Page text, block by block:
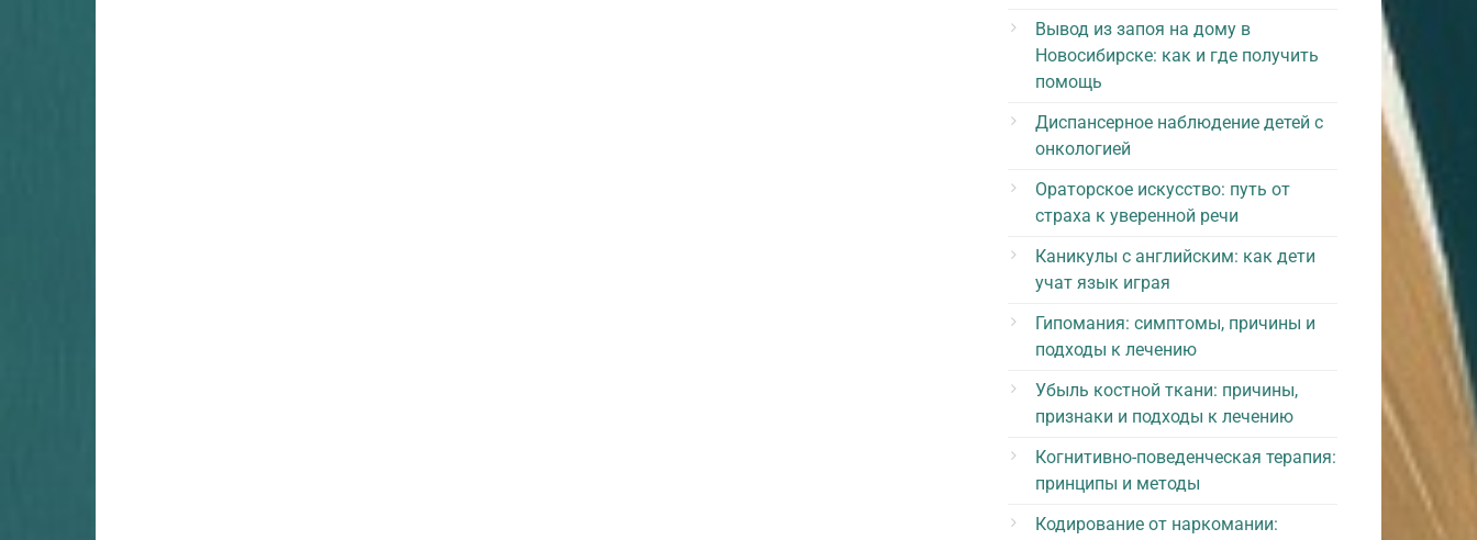
Вывод из запоя на дому в
Новосибирске: как и где получить
помощь
Диспансерное наблюдение детей с
онкологией
Ораторское искусство: путь от
страха к уверенной речи
Каникулы с английским: как дети
учат язык играя
Гипомания: симптомы, причины и
подходы к лечению
Убыль костной ткани: причины,
признаки и подходы к лечению
Когнитивно-поведенческая терапия:
принципы и методы
Кодирование от наркомании: